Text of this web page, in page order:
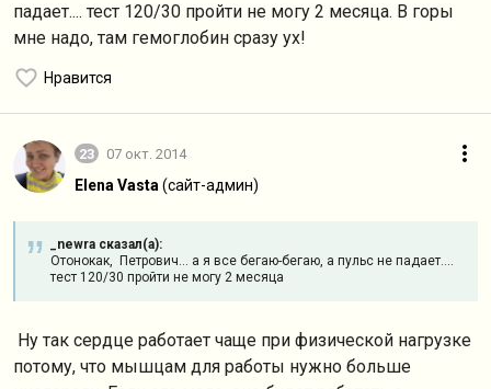
падает.... тест 120/30 пройти не могу 2 месяца. В горы
мне надо, там гемоглобин сразу ух!
Нравится
23 07 окт. 2014
Elena Vasta (сайт-админ)
_newra сказал(а):
Отонокак, Петрович... а я все бегаю-бегаю, а пульс не падает....
тест 120/30 пройти не могу 2 месяца
Ну так сердце работает чаще при физической нагрузке
потому, что мышцам для работы нужно больше